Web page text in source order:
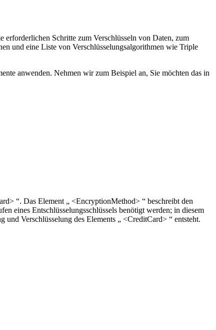
Schritte zum Verschlüsseln von Daten, zum
und eine Liste von Verschlüsselungsalgorithmen wie Triple
anwenden. Nehmen wir zum Beispiel an, Sie möchten das in
“. Das Element „ <EncryptionMethod> “ beschreibt den
eines Entschlüsselungsschlüssels benötigt werden; in diesem
Verschlüsselung des Elements „ <CreditCard> “ entsteht.